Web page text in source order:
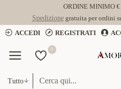
ORDINE MINIMO
Spedizionegratuita per ordini
ACCEDI
REGISTRATI
0
Tutto